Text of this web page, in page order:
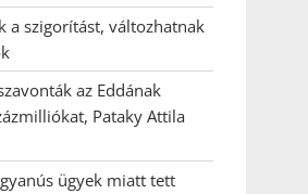
a szigorítást, változhatnak
az Eddának
Pataky Attila
ügyek miatt tett